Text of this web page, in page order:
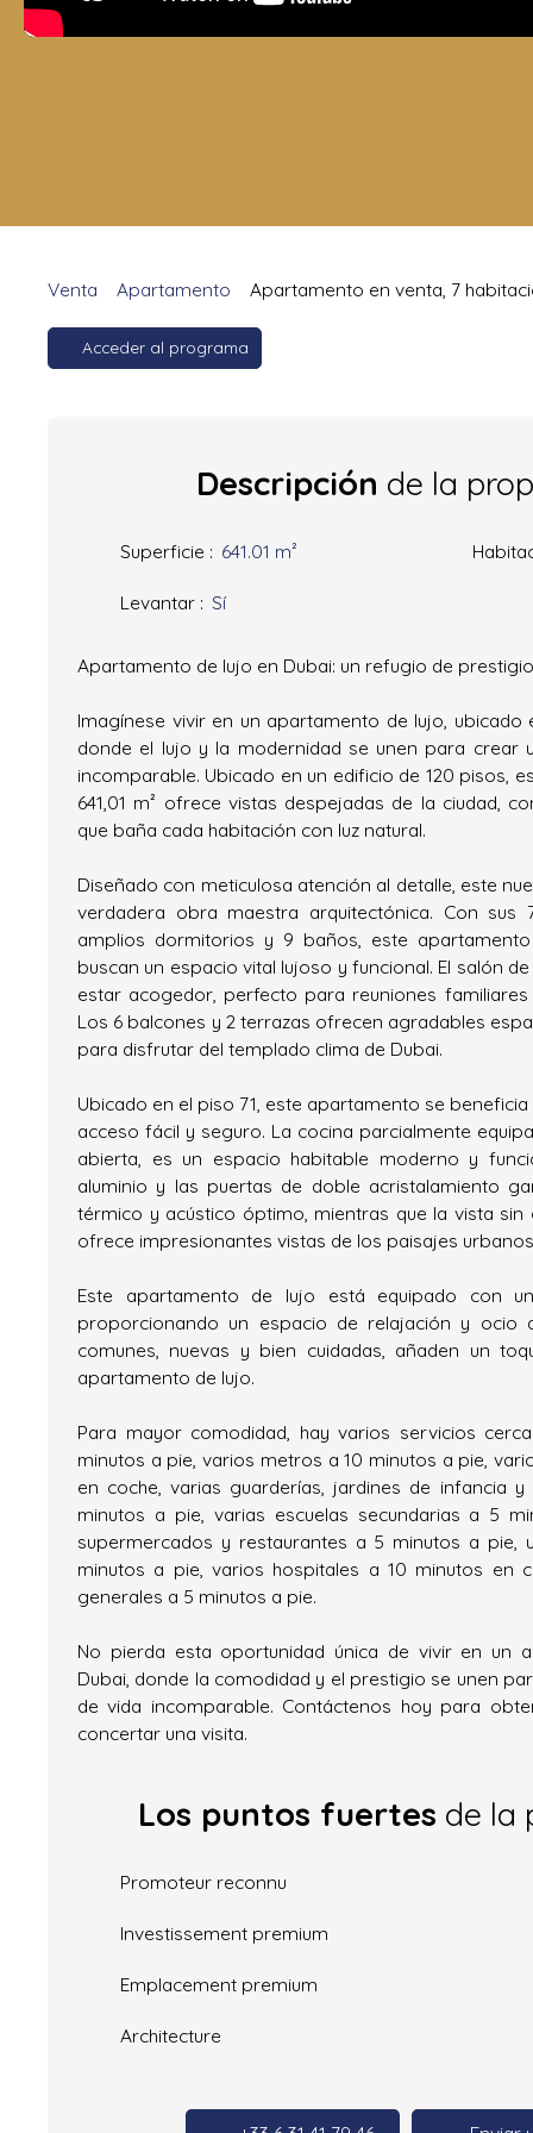
Venta Apartamento Apartamento en venta, 7
Acceder al programa
Descripción de la
Superficie : 641.01 m²
Levantar : Sí
Apartamento de lujo en Dubai: un refugio de
Imagínese vivir en un apartamento de lujo, ubicado
donde el lujo y la modernidad se unen para crear
incomparable. Ubicado en un edificio de 120 pisos,
641,01 m² ofrece vistas despejadas de la ciudad,
que baña cada habitación con luz natural.
Diseñado con meticulosa atención al detalle, este
verdadera obra maestra arquitectónica. Con sus
amplios dormitorios y 9 baños, este
buscan un espacio vital lujoso y funcional. El salón
estar acogedor, perfecto para reuniones
Los 6 balcones y 2 terrazas ofrecen agradables
para disfrutar del templado clima de Dubai.
Ubicado en el piso 71, este apartamento se
acceso fácil y seguro. La cocina parcialmente
abierta, es un espacio habitable moderno y
aluminio y las puertas de doble acristalamiento
térmico y acústico óptimo, mientras que la vista sin
ofrece impresionantes vistas de los paisajes
Este apartamento de lujo está equipado con
proporcionando un espacio de relajación y ocio
comunes, nuevas y bien cuidadas, añaden un
apartamento de lujo.
Para mayor comodidad, hay varios servicios
minutos a pie, varios metros a 10 minutos a pie,
en coche, varias guarderías, jardines de infancia
minutos a pie, varias escuelas secundarias a 5
supermercados y restaurantes a 5 minutos a pie,
minutos a pie, varios hospitales a 10 minutos en
generales a 5 minutos a pie.
No pierda esta oportunidad única de vivir en un
Dubai, donde la comodidad y el prestigio se unen
de vida incomparable. Contáctenos hoy para
concertar una visita.
Los puntos fuertes de la
Promoteur reconnu
Investissement premium
Emplacement premium
Architecture